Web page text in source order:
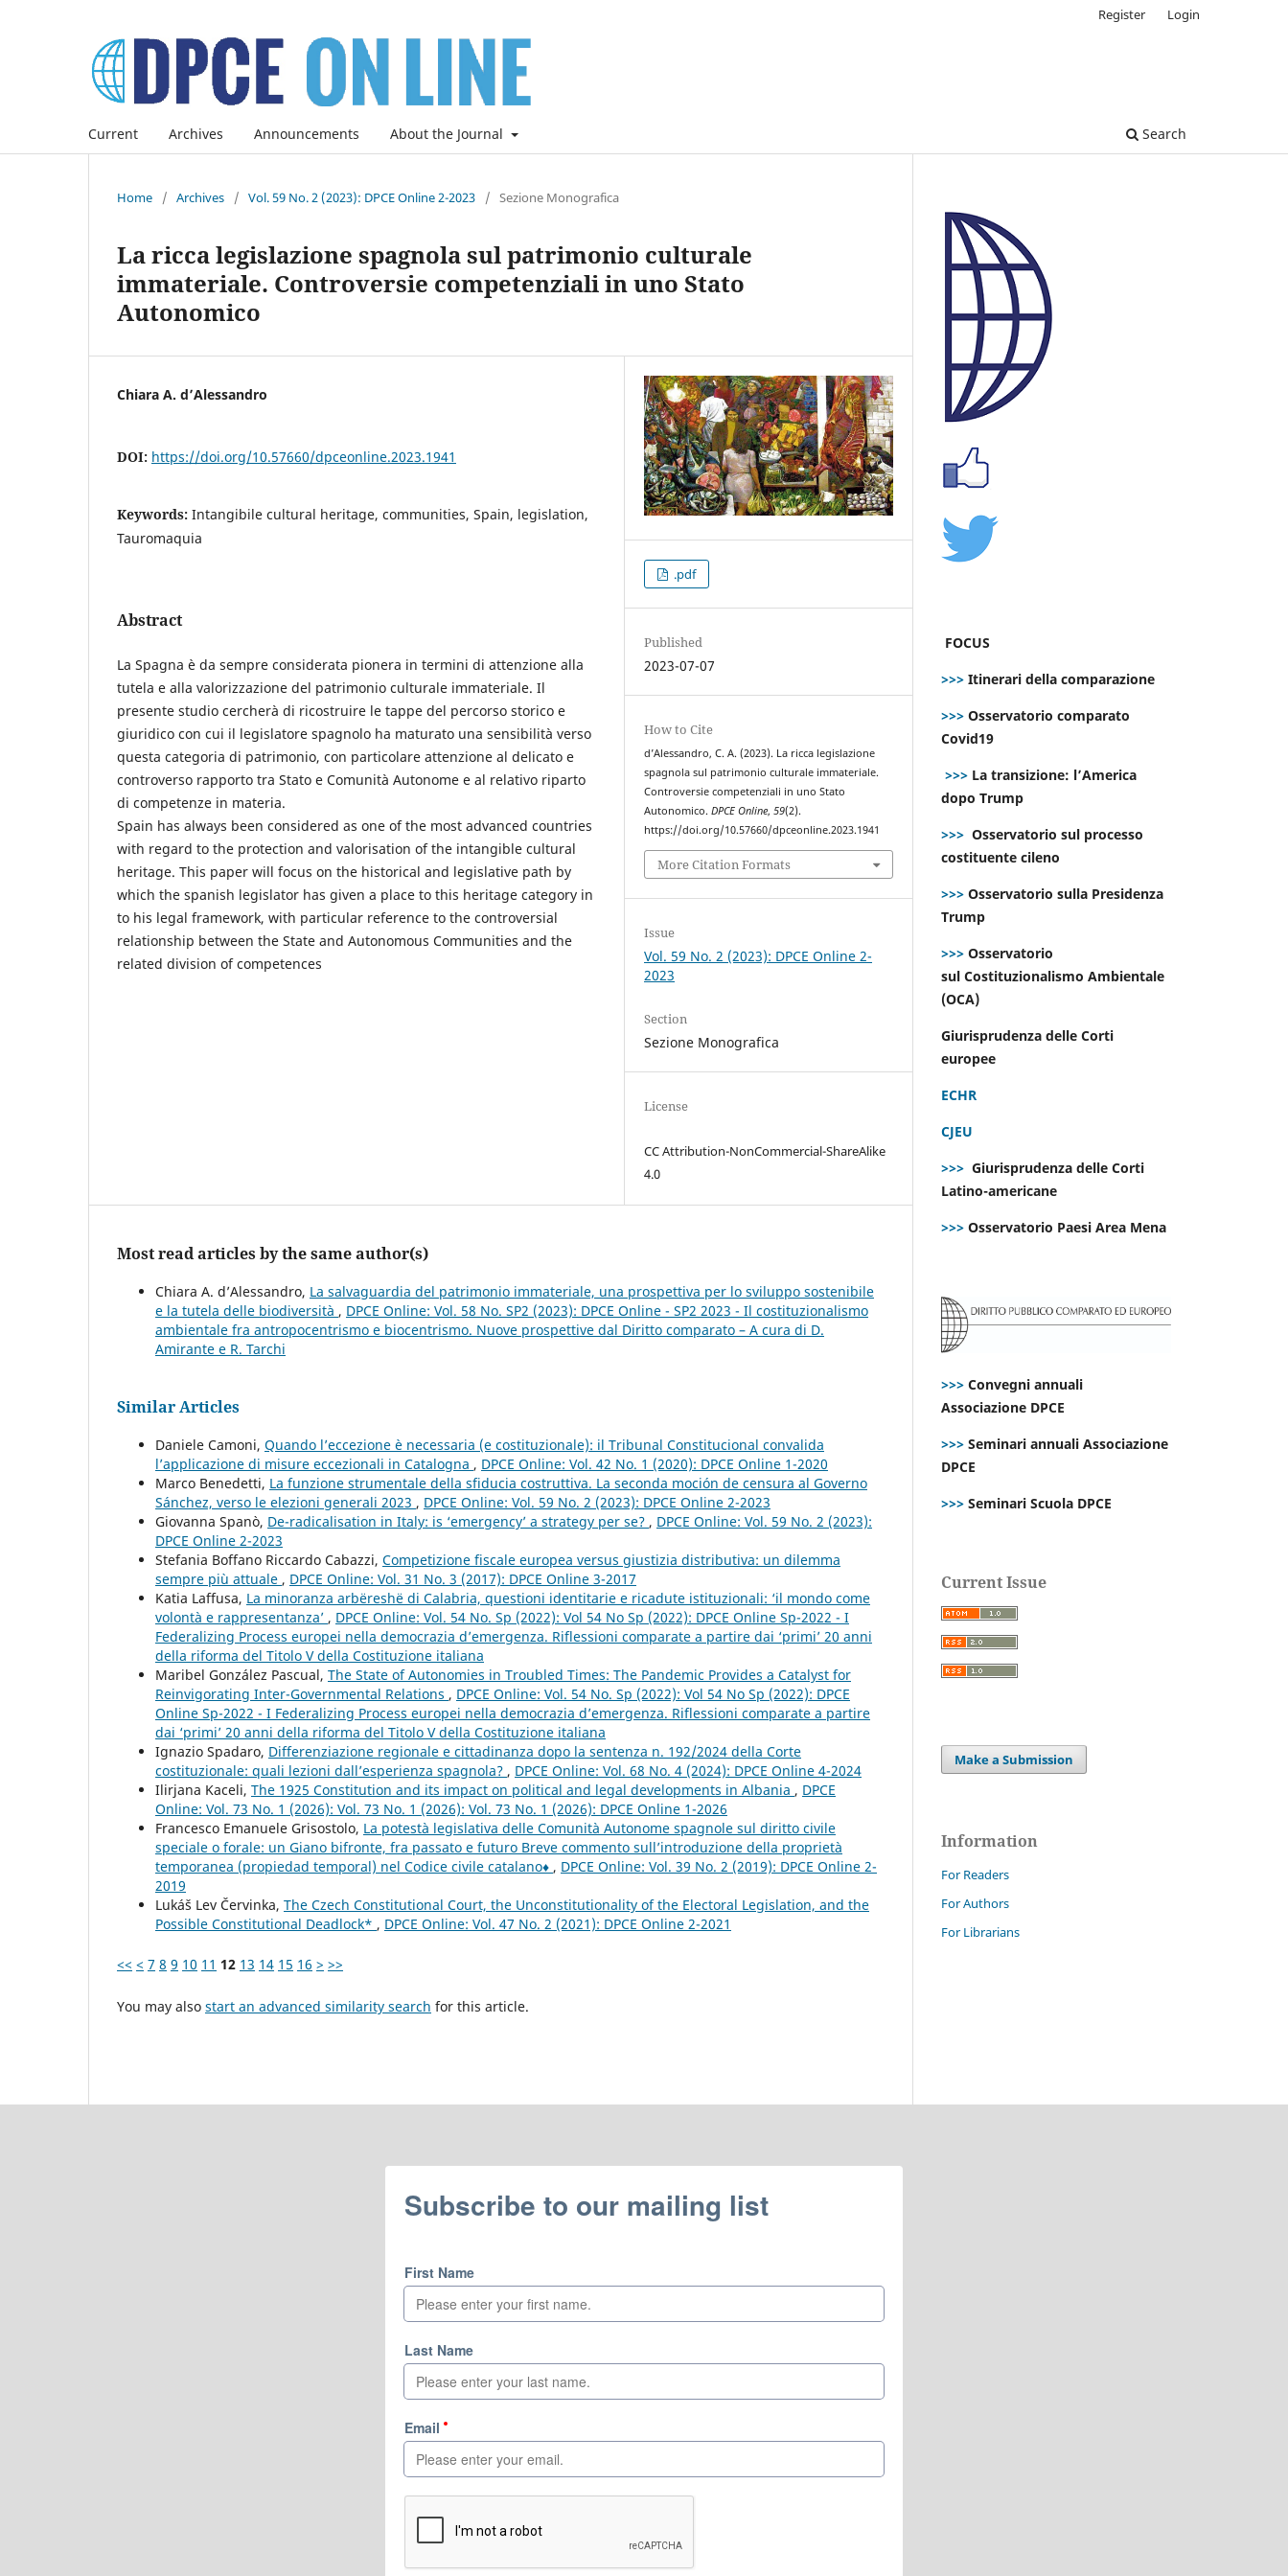
Current Archives Announcements About the Journal Search
Register Login
Home / Archives / Vol. 59 No. 2 (2023): DPCE Online 2-2023 / Sezione Monografica
La ricca legislazione spagnola sul patrimonio culturale
immateriale. Controversie competenziali in uno Stato
Autonomico
Chiara A. d’Alessandro
DOI: https://doi.org/10.57660/dpceonline.2023.1941
Keywords: Intangibile cultural heritage, communities, Spain, legislation,
Tauromaquia
Abstract
La Spagna è da sempre considerata pionera in termini di attenzione alla
tutela e alla valorizzazione del patrimonio culturale immateriale. Il
presente studio cercherà di ricostruire le tappe del percorso storico e
giuridico con cui il legislatore spagnolo ha maturato una sensibilità verso
questa categoria di patrimonio, con particolare attenzione al delicato e
controverso rapporto tra Stato e Comunità Autonome e al relativo riparto
di competenze in materia.
Spain has always been considered as one of the most advanced countries
with regard to the protection and valorisation of the intangible cultural
heritage. This paper will focus on the historical and legislative path by
which the spanish legislator has given a place to this heritage category in
to his legal framework, with particular reference to the controversial
relationship between the State and Autonomous Communities and the
related division of competences
.pdf
Published
2023-07-07
How to Cite
d’Alessandro, C. A. (2023). La ricca legislazione
spagnola sul patrimonio culturale immateriale.
Controversie competenziali in uno Stato
Autonomico.DPCE Online,59(2).
https://doi.org/10.57660/dpceonline.2023.1941
More Citation Formats
Issue
Vol. 59 No. 2 (2023): DPCE Online 2-
2023
Section
Sezione Monografica
License
CC Attribution-NonCommercial-ShareAlike
4.0
Most read articles by the same author(s)
Chiara A. d’Alessandro, La salvaguardia del patrimonio immateriale, una prospettiva per lo sviluppo sostenibile
e la tutela delle biodiversità , DPCE Online: Vol. 58 No. SP2 (2023): DPCE Online - SP2 2023 - Il costituzionalismo
ambientale fra antropocentrismo e biocentrismo. Nuove prospettive dal Diritto comparato – A cura di D.
Amirante e R. Tarchi
Similar Articles
Daniele Camoni, Quando l’eccezione è necessaria (e costituzionale): il Tribunal Constitucional convalida
l’applicazione di misure eccezionali in Catalogna , DPCE Online: Vol. 42 No. 1 (2020): DPCE Online 1-2020
Marco Benedetti, La funzione strumentale della sfiducia costruttiva. La seconda moción de censura al Governo
Sánchez, verso le elezioni generali 2023 , DPCE Online: Vol. 59 No. 2 (2023): DPCE Online 2-2023
Giovanna Spanò, De-radicalisation in Italy: is ‘emergency’ a strategy per se? , DPCE Online: Vol. 59 No. 2 (2023):
DPCE Online 2-2023
Stefania Boffano Riccardo Cabazzi, Competizione fiscale europea versus giustizia distributiva: un dilemma
sempre più attuale , DPCE Online: Vol. 31 No. 3 (2017): DPCE Online 3-2017
Katia Laffusa, La minoranza arbëreshë di Calabria, questioni identitarie e ricadute istituzionali: ‘il mondo come
volontà e rappresentanza’ , DPCE Online: Vol. 54 No. Sp (2022): Vol 54 No Sp (2022): DPCE Online Sp-2022 - I
Federalizing Process europei nella democrazia d’emergenza. Riflessioni comparate a partire dai ‘primi’ 20 anni
della riforma del Titolo V della Costituzione italiana
Maribel González Pascual, The State of Autonomies in Troubled Times: The Pandemic Provides a Catalyst for
Reinvigorating Inter-Governmental Relations , DPCE Online: Vol. 54 No. Sp (2022): Vol 54 No Sp (2022): DPCE
Online Sp-2022 - I Federalizing Process europei nella democrazia d’emergenza. Riflessioni comparate a partire
dai ‘primi’ 20 anni della riforma del Titolo V della Costituzione italiana
Ignazio Spadaro, Differenziazione regionale e cittadinanza dopo la sentenza n. 192/2024 della Corte
costituzionale: quali lezioni dall’esperienza spagnola? , DPCE Online: Vol. 68 No. 4 (2024): DPCE Online 4-2024
Ilirjana Kaceli, The 1925 Constitution and its impact on political and legal developments in Albania , DPCE
Online: Vol. 73 No. 1 (2026): Vol. 73 No. 1 (2026): Vol. 73 No. 1 (2026): DPCE Online 1-2026
Francesco Emanuele Grisostolo, La potestà legislativa delle Comunità Autonome spagnole sul diritto civile
speciale o forale: un Giano bifronte, fra passato e futuro Breve commento sull’introduzione della proprietà
temporanea (propiedad temporal) nel Codice civile catalano♦ , DPCE Online: Vol. 39 No. 2 (2019): DPCE Online 2-
2019
Lukáš Lev Červinka, The Czech Constitutional Court, the Unconstitutionality of the Electoral Legislation, and the
Possible Constitutional Deadlock* , DPCE Online: Vol. 47 No. 2 (2021): DPCE Online 2-2021
<< < 7 8 9 10 11 12 13 14 15 16 > >>
You may also start an advanced similarity search for this article.
FOCUS
>>> Itinerari della comparazione
>>> Osservatorio comparato
Covid19
>>> La transizione: l’America
dopo Trump
>>> Osservatorio sul processo
costituente cileno
>>> Osservatorio sulla Presidenza
Trump
>>> Osservatorio
sul Costituzionalismo Ambientale
(OCA)
Giurisprudenza delle Corti
europee
ECHR
CJEU
>>> Giurisprudenza delle Corti
Latino-americane
>>> Osservatorio Paesi Area Mena
>>> Convegni annuali
Associazione DPCE
>>> Seminari annuali Associazione
DPCE
>>> Seminari Scuola DPCE
Current Issue
Make a Submission
Information
For Readers
For Authors
For Librarians